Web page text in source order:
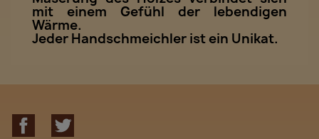
mit einem Gefühl der lebendigen
Wärme.
Jeder Handschmeichler ist ein Unikat.
Facebook